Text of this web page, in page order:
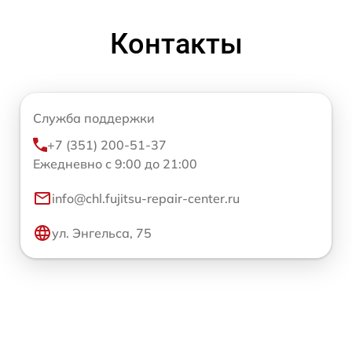
Контакты
Служба поддержки
+7 (351) 200-51-37
Ежедневно с 9:00 до 21:00
info@chl.fujitsu-repair-center.ru
ул. Энгельса, 75